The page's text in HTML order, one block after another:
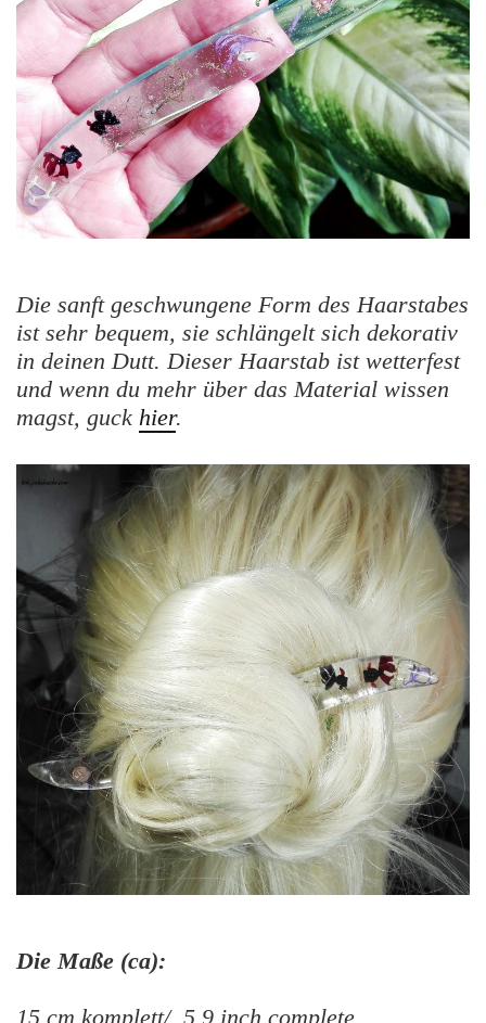
Die sanft geschwungene Form des Haarstabes
ist sehr bequem, sie schlängelt sich dekorativ
in deinen Dutt. Dieser Haarstab ist wetterfest
und wenn du mehr über das Material wissen
magst, guck hier.
Die Maße (ca):
15 cm komplett/ 5.9 inch complete